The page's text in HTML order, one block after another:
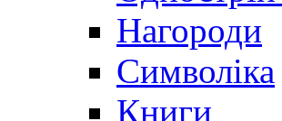
Нагороди
Символіка
Книги